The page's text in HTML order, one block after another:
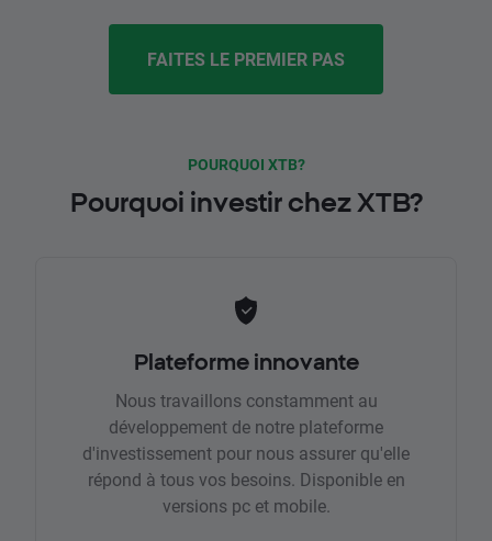
FAITES LE PREMIER PAS
POURQUOI XTB?
Pourquoi investir chez XTB?
Plateforme innovante
Nous travaillons constamment au
développement de notre plateforme
d'investissement pour nous assurer qu'elle
répond à tous vos besoins. Disponible en
versions pc et mobile.